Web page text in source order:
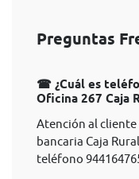
Preguntas
☎ ¿Cuál es
Oficina 267 Caja
Atención al
bancaria Caja
teléfono